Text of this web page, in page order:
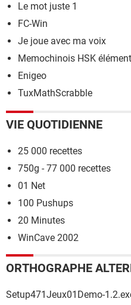
Le mot juste 1
FC-Win
Je joue avec ma voix
Memochinois HSK
Enigeo
TuxMathScrabble
VIE QUOTIDIENNE
25 000 recettes
750g - 77 000 recettes
01 Net
100 Pushups
20 Minutes
WinCave 2002
ORTHOGRAPHE
Setup471Jeux01Demo-